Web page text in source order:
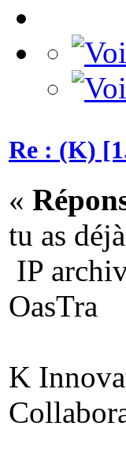
Re : (K)
«
tu as
IP
OasTra
K